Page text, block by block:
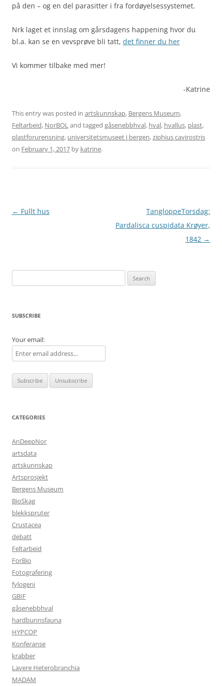
på den – og en del parasitter i fra fordøyelsessystemet.
Nrk laget et innslag om gårsdagens happening hvor du
bl.a. kan se en vevsprøve bli tatt, det finner du her
Vi kommer tilbake med mer!
-Katrine
This entry was posted in artskunnskap, Bergens Museum,
Feltarbeid, NorBOLand tagged gåsenebbhval, hval, hvallus, plast,
plastforurensning, universitetsmuseet i bergen,ziphius cavirostris
on February 1, 2017 by katrine.
Post
← Fullt hus
TangloppeTorsdag:
Pardalisca cuspidata Krøyer,
1842 →
for:
SUBSCRIBE
Your email:
CATEGORIES
AnDeepNor
artsdata
artskunnskap
Artsprosjekt
Bergens Museum
BioSkag
blekkspruter
Crustacea
debatt
Feltarbeid
ForBio
Fotografering
fylogeni
GBIF
gåsenebbhval
hardbunnsfauna
HYPCOP
Konferanse
krabber
Lavere Heterobranchia
MADAM